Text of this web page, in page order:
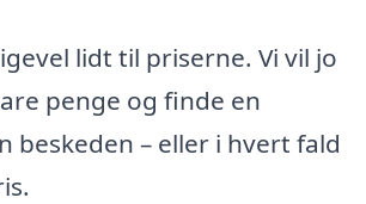
lidt til priserne. Vi vil jo
penge og finde en
beskeden – eller i hvert fald